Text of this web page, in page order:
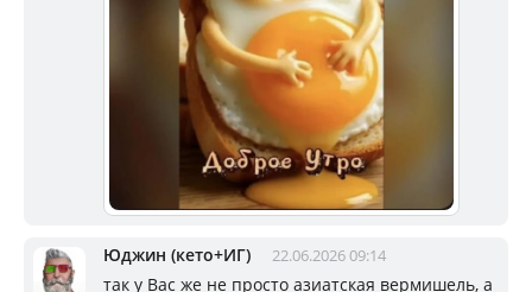
Юджин (кето+ИГ) 22.06.2026 09:14
так у Вас же не просто азиатская вермишель, а